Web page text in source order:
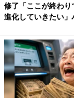
修了「ここが終わり
進化していきたい」